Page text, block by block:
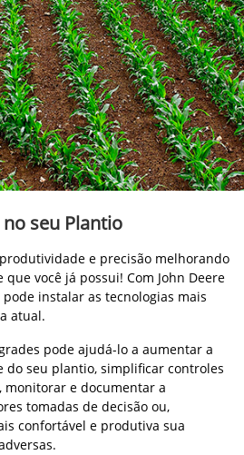
seu Plantio
e precisão melhorando
você já possui! Com John Deere
instalar as tecnologias mais
atual.
pode ajudá-lo a aumentar a
do seu plantio, simplificar controles
e documentar a
tomadas de decisão ou,
confortável e produtiva sua